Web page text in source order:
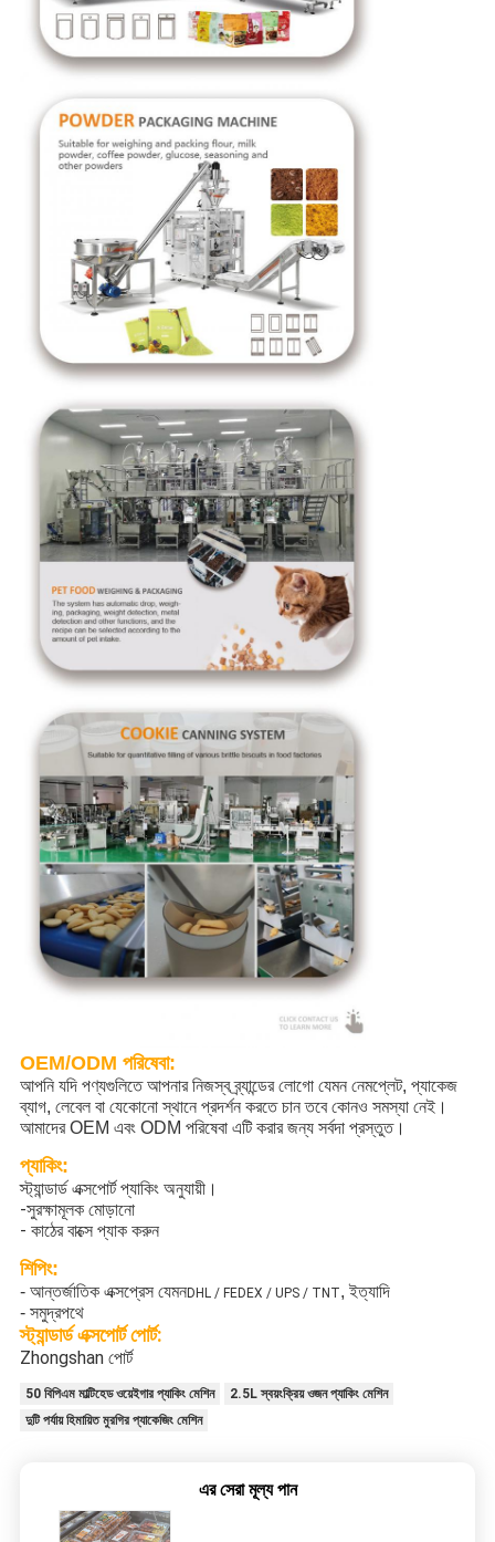
OEM/ODM পরিষেবা:
আপনি যদি পণ্যগুলিতে আপনার নিজস্ব ব্র্যান্ডের লোগো যেমন নেমপ্লেট, প্যাকেজ
ব্যাগ, লেবেল বা যেকোনো স্থানে প্রদর্শন করতে চান তবে কোনও সমস্যা নেই।
আমাদের OEM এবং ODM পরিষেবা এটি করার জন্য সর্বদা প্রস্তুত।
প্যাকিং:
স্ট্যান্ডার্ড এক্সপোর্ট প্যাকিং অনুযায়ী।
-সুরক্ষামূলক মোড়ানো
- কাঠের বাক্সে প্যাক করুন
শিপিং:
- আন্তর্জাতিক এক্সপ্রেস যেমনDHL / FEDEX / UPS / TNT, ইত্যাদি
- সমুদ্রপথে
স্ট্যান্ডার্ড এক্সপোর্ট পোর্ট:
Zhongshan পোর্ট
50 বিপিএম মাল্টিহেড ওয়েইগার প্যাকিং মেশিন
2.5L স্বয়ংক্রিয় ওজন প্যাকিং মেশিন
দুটি পর্যায় হিমায়িত মুরগির প্যাকেজিং মেশিন
এর সেরা মূল্য পান